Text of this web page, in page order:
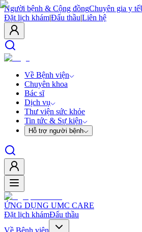
Người bệnh & Cộng đồngChuyên gia y tế
Đặt lịch khám|Đấu thầu|Liên hệ
Về Bệnh viện
Chuyên khoa
Bác sĩ
Dịch vụ
Thư viện sức khỏe
Tin tức & Sự kiện
Hỗ trợ người bệnh
ỨNG DỤNG UMC CARE
Đặt lịch khámĐấu thầu
Về Bệnh viện